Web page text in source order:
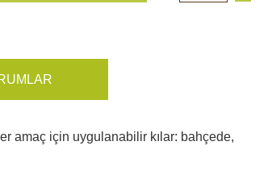
amaç için uygulanabilir kılar: bahçede,